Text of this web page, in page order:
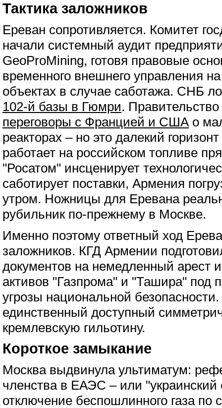
Тактика заложников
Ереван сопротивляется. Комитет
начали системный аудит
GeoProMining, готовя правовые
временного внешнего управления на
объектах в случае саботажа. СНБ
102-й базы в Гюмри.
переговоры с Францией и США о
реакторах – но это далекий
работает на российском топливе
"Росатом" инсценирует
саботирует поставки, Армения
утром. Ножницы для Еревана
рубильник по-прежнему в Москве.
Именно поэтому ответный ход
заложников. КГД Армении
документов на немедленный арест
активов "Газпрома" и "Ташира" под
угрозы национальной
единственный доступный
кремлевскую гильотину.
Короткое замыкание
Москва выдвинула ультиматум:
членства в ЕАЭС – или "украинский
отключение беспошлинного газа по